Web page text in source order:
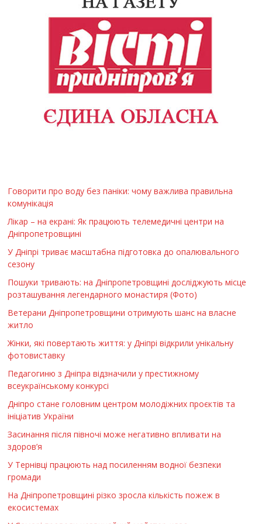
Говорити про воду без паніки: чому важлива правильна
комунікація
Лікар – на екрані: Як працюють телемедичні центри на
Дніпропетровщині
У Дніпрі триває масштабна підготовка до опалювального
сезону
Пошуки тривають: на Дніпропетровщині досліджують місце
розташування легендарного монастиря (Фото)
Ветерани Дніпропетровщини отримують шанс на власне
житло
Жінки, які повертають життя: у Дніпрі відкрили унікальну
фотовиставку
Педагогиню з Дніпра відзначили у престижному
всеукраїнському конкурсі
Дніпро стане головним центром молодіжних проєктів та
ініціатив України
Засинання після півночі може негативно впливати на
здоров’я
У Тернівці працюють над посиленням водної безпеки
громади
На Дніпропетровщині різко зросла кількість пожеж в
екосистемах